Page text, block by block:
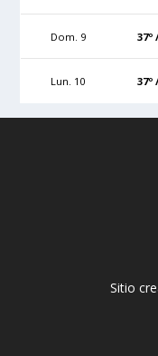
Dom. 9 37º
Lun. 10 37º
Sitio